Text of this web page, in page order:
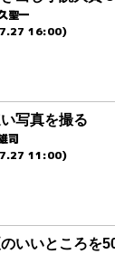
聖一
16:00)
写真を撮る
司
11:00)
いいところを